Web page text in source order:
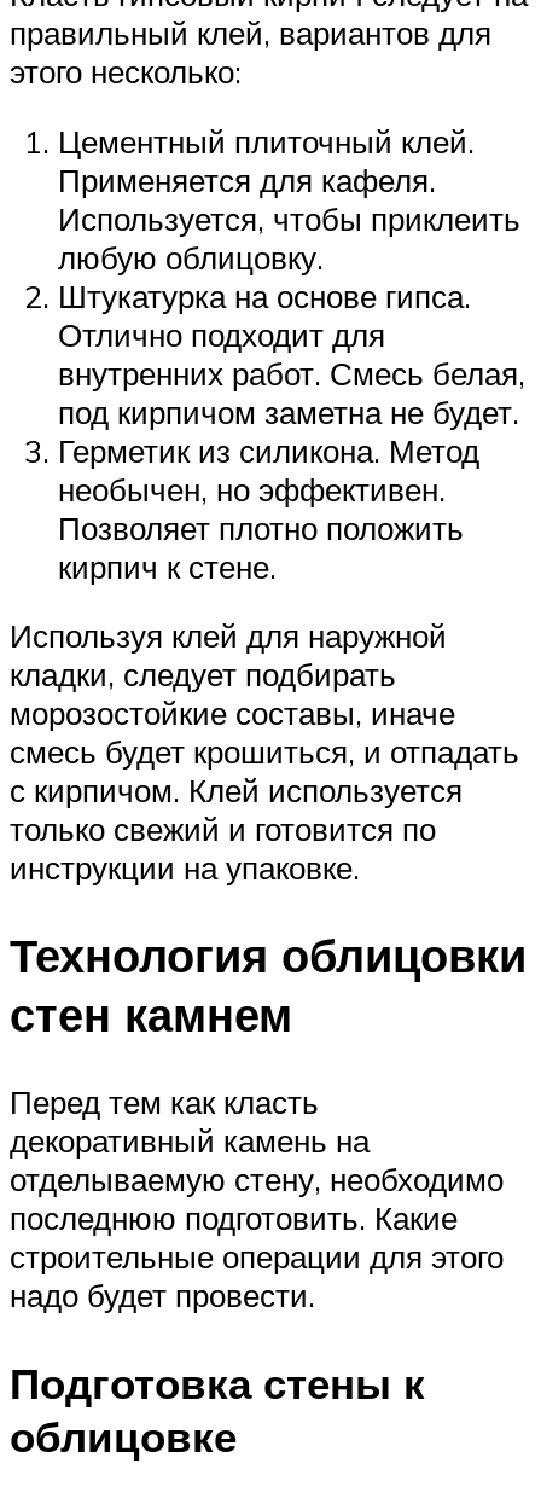
правильный клей, вариантов для
этого несколько:
Цементный плиточный клей.
Применяется для кафеля.
Используется, чтобы приклеить
любую облицовку.
Штукатурка на основе гипса.
Отлично подходит для
внутренних работ. Смесь белая,
под кирпичом заметна не будет.
Герметик из силикона. Метод
необычен, но эффективен.
Позволяет плотно положить
кирпич к стене.
Используя клей для наружной
кладки, следует подбирать
морозостойкие составы, иначе
смесь будет крошиться, и отпадать
с кирпичом. Клей используется
только свежий и готовится по
инструкции на упаковке.
Технология облицовки
стен камнем
Перед тем как класть
декоративный камень на
отделываемую стену, необходимо
последнюю подготовить. Какие
строительные операции для этого
надо будет провести.
Подготовка стены к
облицовке